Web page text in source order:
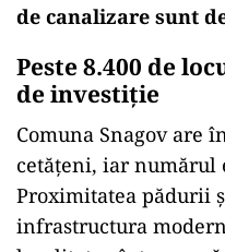
de canalizare sunt
Peste 8.400 de
de investiție
Comuna Snagov are
cetățeni, iar numărul
Proximitatea pădurii
infrastructura